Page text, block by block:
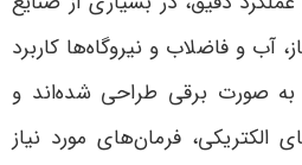
آب و فاضلاب و نیروگاه‌ها کاربرد
به صورت برقی طراحی شده‌اند و
الکتریکی، فرمان‌های مورد نیاز